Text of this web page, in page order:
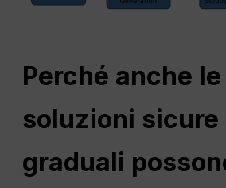
Perché anche le
soluzioni sicure
graduali